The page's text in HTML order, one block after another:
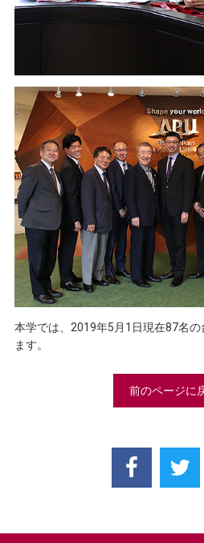
本学では、2019年5月1日現在87名
ます。
前のページに